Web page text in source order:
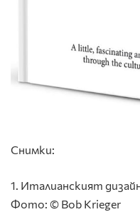
Снимки:
1. Италианският
Фото: © Bob Krieger